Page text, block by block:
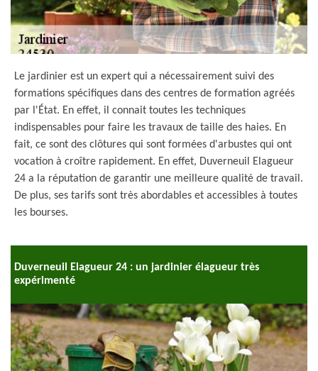
Le jardinier est un expert qui a nécessairement suivi des
formations spécifiques dans des centres de formation agréés
par l'État. En effet, il connait toutes les techniques
indispensables pour faire les travaux de taille des haies. En
fait, ce sont des clôtures qui sont formées d'arbustes qui ont
vocation à croître rapidement. En effet, Duverneuil Elagueur
24 a la réputation de garantir une meilleure qualité de travail.
De plus, ses tarifs sont très abordables et accessibles à toutes
les bourses.
Duverneuil Elagueur 24 : un jardinier élagueur très
expérimenté